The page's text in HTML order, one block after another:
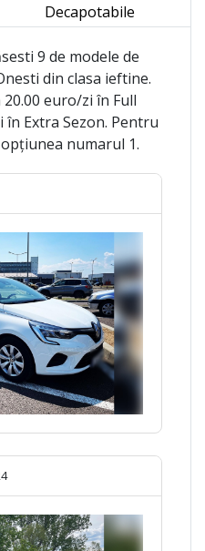
Decapotabile
9 de modele de
din clasa ieftine.
euro/zi în Full
în Extra Sezon. Pentru
numarul 1.